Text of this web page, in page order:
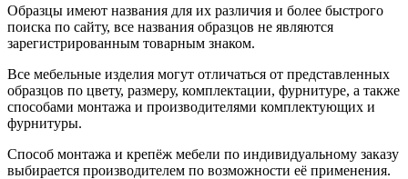
Образцы имеют названия для их различия и более быстрого
поиска по сайту, все названия образцов не являются
зарегистрированным товарным знаком.
Все мебельные изделия могут отличаться от представленных
образцов по цвету, размеру, комплектации, фурнитуре, а также
способами монтажа и производителями комплектующих и
фурнитуры.
Способ монтажа и крепёж мебели по индивидуальному заказу
выбирается производителем по возможности её применения.